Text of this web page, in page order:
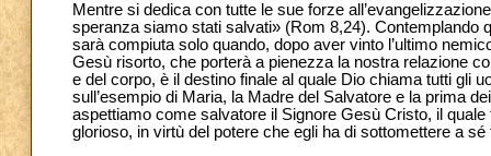
Mentre si dedica con tutte le sue forze
speranza siamo stati salvati» (Rom 8,24). Contemplando
sarà compiuta solo quando, dopo aver vinto l’ultimo
Gesù risorto, che porterà a pienezza la nostra relazione
e del corpo, è il destino finale al quale Dio chiama tutti gli
sull’esempio di Maria, la Madre del Salvatore e la prima
aspettiamo come salvatore il Signore Gesù Cristo, il
glorioso, in virtù del potere che egli ha di sottomettere a